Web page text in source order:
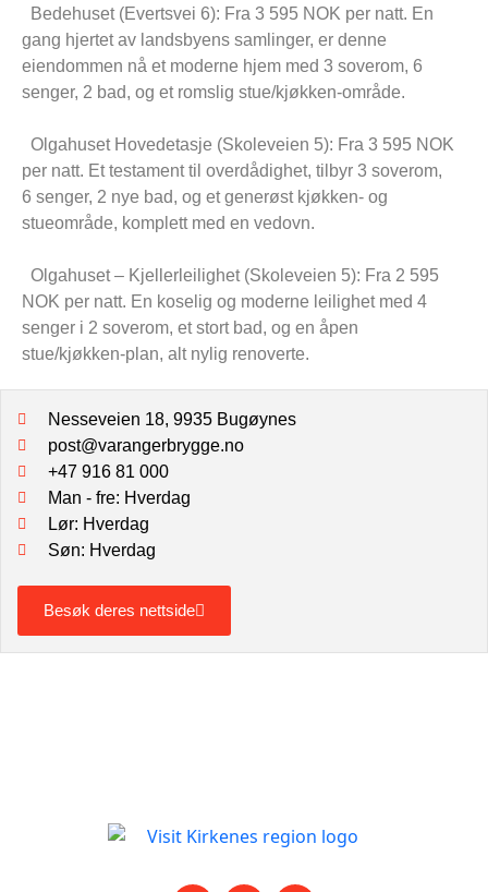
Bedehuset (Evertsvei 6): Fra 3 595 NOK per natt. En
gang hjertet av landsbyens samlinger, er denne
eiendommen nå et moderne hjem med 3 soverom, 6
senger, 2 bad, og et romslig stue/kjøkken-område.
Olgahuset Hovedetasje (Skoleveien 5): Fra 3 595 NOK
per natt. Et testament til overdådighet, tilbyr 3 soverom,
6 senger, 2 nye bad, og et generøst kjøkken- og
stueområde, komplett med en vedovn.
Olgahuset – Kjellerleilighet (Skoleveien 5): Fra 2 595
NOK per natt. En koselig og moderne leilighet med 4
senger i 2 soverom, et stort bad, og en åpen
stue/kjøkken-plan, alt nylig renoverte.
Nesseveien 18, 9935 Bugøynes
post@varangerbrygge.no
+47 916 81 000
Man - fre: Hverdag
Lør: Hverdag
Søn: Hverdag
Besøk deres nettside